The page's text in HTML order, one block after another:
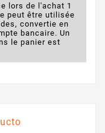
lors de l'achat 1
peut être utilisée
convertie en
bancaire. Un
le panier est